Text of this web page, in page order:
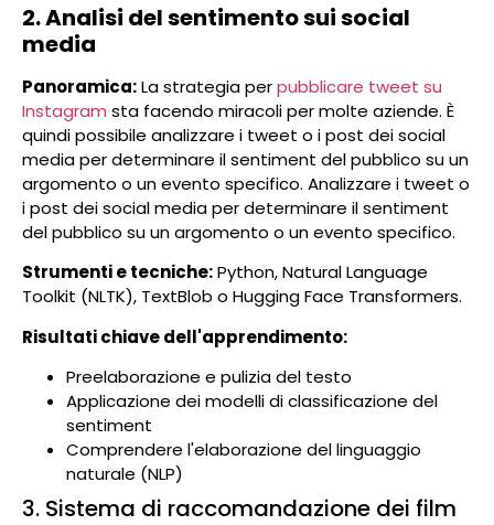
2. Analisi del sentimento sui social
media
Panoramica:La strategia perpubblicare tweet su
Instagram sta facendo miracoli per molte aziende. È
quindi possibile analizzare i tweet o i post dei social
media per determinare il sentiment del pubblico su un
argomento o un evento specifico. Analizzare i tweet o
i post dei social media per determinare il sentiment
del pubblico su un argomento o un evento specifico.
Strumenti e tecniche:Python, Natural Language
Toolkit (NLTK), TextBlob o Hugging Face Transformers.
Risultati chiave dell'apprendimento:
Preelaborazione e pulizia del testo
Applicazione dei modelli di classificazione del
sentiment
Comprendere l'elaborazione del linguaggio
naturale (NLP)
3. Sistema di raccomandazione dei film